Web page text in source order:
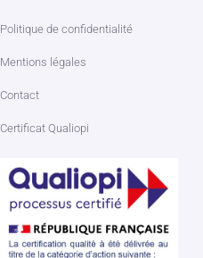
Politique de confidentialité
Mentions légales
Contact
Certificat Qualiopi